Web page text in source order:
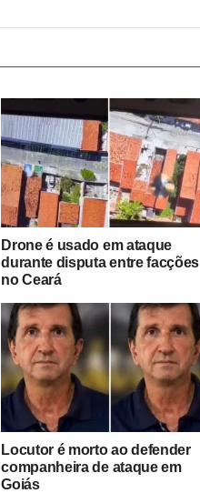
Drone é usado em ataque
durante disputa entre facções
no Ceará
Locutor é morto ao defender
companheira de ataque em
Goiás